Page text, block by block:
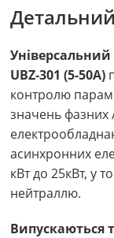
Універсальний
UBZ-301 (5-50А)
контролю
значень фазних
асинхронних
кВт до 25кВт, у
нейтраллю.
Випускаються